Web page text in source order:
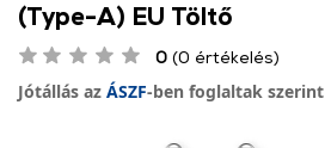
(Type-A) EU Töltő
0 (0 értékelés)
Jótállás az ÁSZF-ben foglaltak szerint